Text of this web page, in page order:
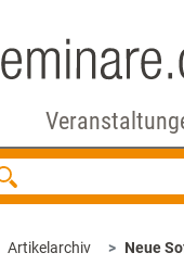
Artikelarchiv Neue